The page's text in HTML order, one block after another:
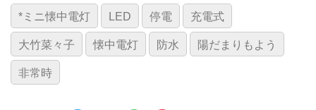
*ミニ懐中電灯 LED 停電 充電式
大竹菜々子 懐中電灯 防水 陽だまりもよう
非常時